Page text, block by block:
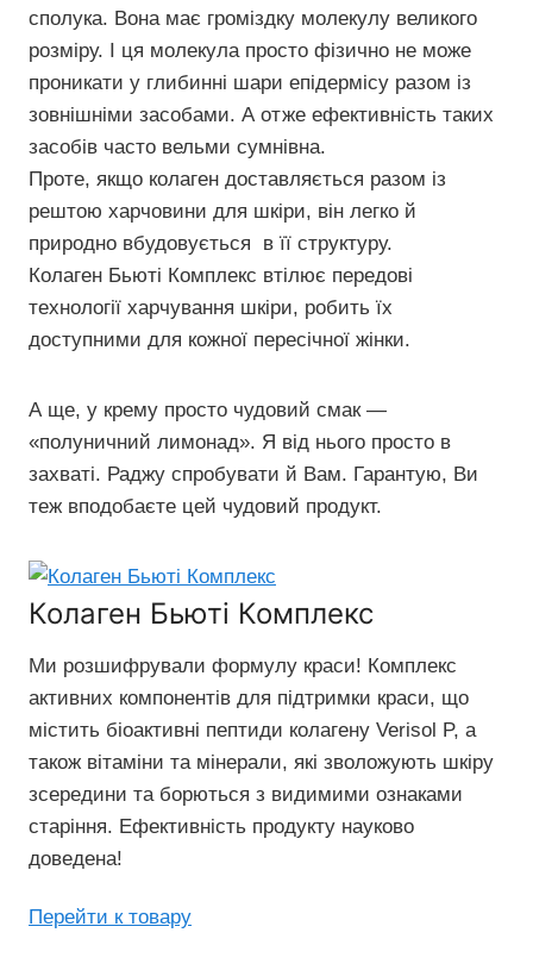
сполука. Вона має громіздку молекулу великого
розміру. І ця молекула просто фізично не може
проникати у глибинні шари епідермісу разом із
зовнішніми засобами. А отже ефективність таких
засобів часто вельми сумнівна.
Проте, якщо колаген доставляється разом із
рештою харчовини для шкіри, він легко й
природно вбудовується в її структуру.
Колаген Бьюті Комплекс втілює передові
технології харчування шкіри, робить їх
доступними для кожної пересічної жінки.
А ще, у крему просто чудовий смак —
«полуничний лимонад». Я від нього просто в
захваті. Раджу спробувати й Вам. Гарантую, Ви
теж вподобаєте цей чудовий продукт.
Колаген Бьюті Комплекс
Ми розшифрували формулу краси! Комплекс
активних компонентів для підтримки краси, що
містить біоактивні пептиди колагену Verisol P, а
також вітаміни та мінерали, які зволожують шкіру
зсередини та борються з видимими ознаками
старіння. Ефективність продукту науково
доведена!
Перейти к товару